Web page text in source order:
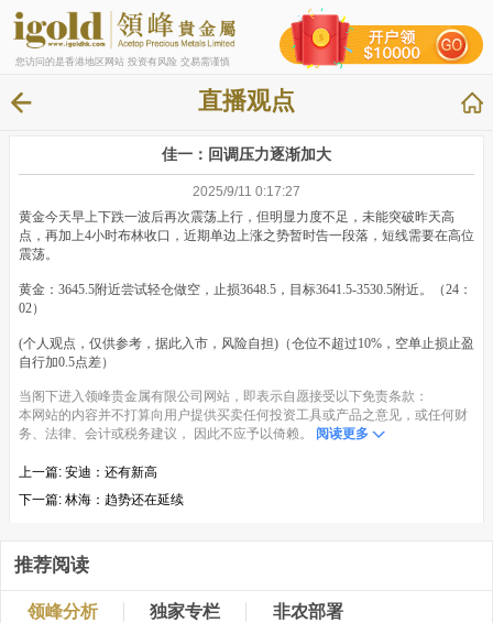
您访问的是香港地区网站 投资有风险 交易需谨慎
直播观点
佳一：回调压力逐渐加大
2025/9/11 0:17:27
黄金今天早上下跌一波后再次震荡上行，但明显力度不足，未能突破昨天高
点，再加上4小时布林收口，近期单边上涨之势暂时告一段落，短线需要在高位
震荡。
黄金：3645.5附近尝试轻仓做空，止损3648.5，目标3641.5-3530.5附近。（24：
02）
(个人观点，仅供参考，据此入市，风险自担)（仓位不超过10%，空单止损止盈
自行加0.5点差）
当阁下进入领峰贵金属有限公司网站，即表示自愿接受以下免责条款：
本网站的内容并不打算向用户提供买卖任何投资工具或产品之意见，或任何财
务、法律、会计或税务建议， 因此不应予以倚赖。
阅读更多
上一篇: 安迪：还有新高
下一篇: 林海：趋势还在延续
推荐阅读
领峰分析 独家专栏 非农部署